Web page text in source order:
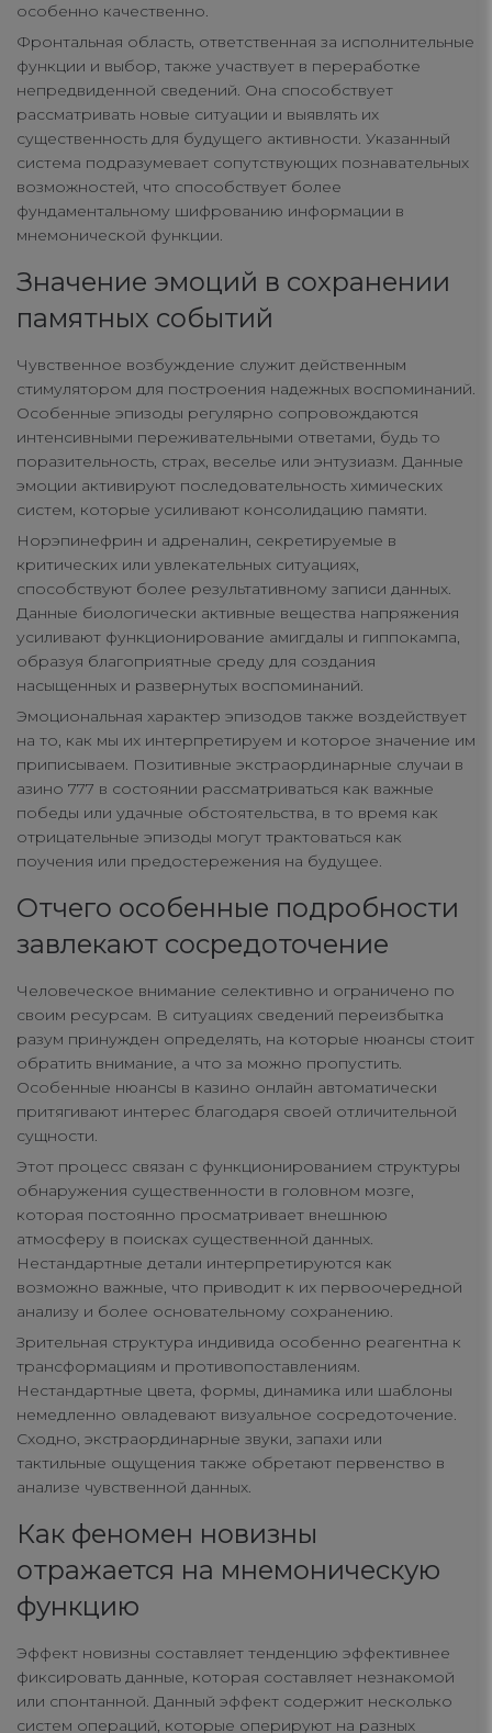
особенно качественно.
Фронтальная область, ответственная за исполнительные
функции и выбор, также участвует в переработке
непредвиденной сведений. Она способствует
рассматривать новые ситуации и выявлять их
существенность для будущего активности. Указанный
система подразумевает сопутствующих познавательных
возможностей, что способствует более
фундаментальному шифрованию информации в
мнемонической функции.
Значение эмоций в сохранении
памятных событий
Чувственное возбуждение служит действенным
стимулятором для построения надежных воспоминаний.
Особенные эпизоды регулярно сопровождаются
интенсивными переживательными ответами, будь то
поразительность, страх, веселье или энтузиазм. Данные
эмоции активируют последовательность химических
систем, которые усиливают консолидацию памяти.
Норэпинефрин и адреналин, секретируемые в
критических или увлекательных ситуациях,
способствуют более результативному записи данных.
Данные биологически активные вещества напряжения
усиливают функционирование амигдалы и гиппокампа,
образуя благоприятные среду для создания
насыщенных и развернутых воспоминаний.
Эмоциональная характер эпизодов также воздействует
на то, как мы их интерпретируем и которое значение им
приписываем. Позитивные экстраординарные случаи в
азино 777 в состоянии рассматриваться как важные
победы или удачные обстоятельства, в то время как
отрицательные эпизоды могут трактоваться как
поучения или предостережения на будущее.
Отчего особенные подробности
завлекают сосредоточение
Человеческое внимание селективно и ограничено по
своим ресурсам. В ситуациях сведений переизбытка
разум принужден определять, на которые нюансы стоит
обратить внимание, а что за можно пропустить.
Особенные нюансы в казино онлайн автоматически
притягивают интерес благодаря своей отличительной
сущности.
Этот процесс связан с функционированием структуры
обнаружения существенности в головном мозге,
которая постоянно просматривает внешнюю
атмосферу в поисках существенной данных.
Нестандартные детали интерпретируются как
возможно важные, что приводит к их первоочередной
анализу и более основательному сохранению.
Зрительная структура индивида особенно реагентна к
трансформациям и противопоставлениям.
Нестандартные цвета, формы, динамика или шаблоны
немедленно овладевают визуальное сосредоточение.
Сходно, экстраординарные звуки, запахи или
тактильные ощущения также обретают первенство в
анализе чувственной данных.
Как феномен новизны
отражается на мнемоническую
функцию
Эффект новизны составляет тенденцию эффективнее
фиксировать данные, которая составляет незнакомой
или спонтанной. Данный эффект содержит несколько
систем операций, которые оперируют на разных